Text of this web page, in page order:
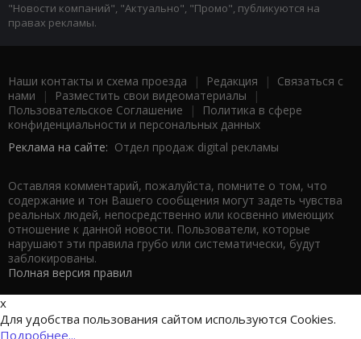
"Новости компаний", "Актуально", "Промо", публикуются на
правах рекламы.
Наши контакты и схема проезда | Редакция | Связаться с
нами | Разместить свои видеоматериалы |
Пользовательское Соглашение |
Политика в сфере
конфиденциальности и персональных данных
Реклама на сайте: Отдел продаж digital рекламы
Оставляя комментарий, пожалуйста, помните о том, что
содержание и тон Вашего сообщения могут задеть чувства
реальных людей, непосредственно или косвенно имеющих
отношение к данной новости. Пользователи, которые
нарушают эти правила грубо или систематически, будут
заблокированы.
Полная версия правил
x
Для удобства пользования сайтом используются Cookies.
Подробнее...